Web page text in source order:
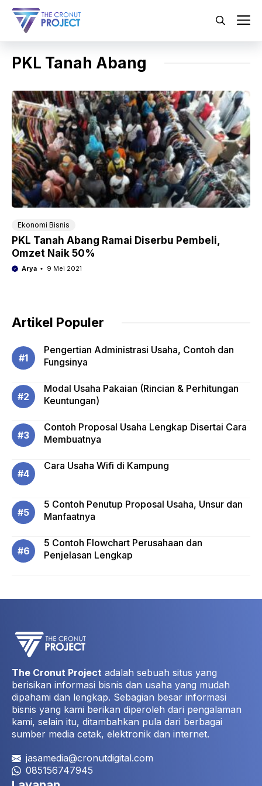
Langsung
PKL Tanah Abang
Ekonomi Bisnis
PKL Tanah Abang Ramai Diserbu Pembeli,
Omzet Naik 50%
Arya 9 Mei 2021
Artikel Populer
Pengertian Administrasi Usaha, Contoh dan
Fungsinya
Modal Usaha Pakaian (Rincian & Perhitungan
Keuntungan)
Contoh Proposal Usaha Lengkap Disertai Cara
Membuatnya
Cara Usaha Wifi di Kampung
5 Contoh Penutup Proposal Usaha, Unsur dan
Manfaatnya
5 Contoh Flowchart Perusahaan dan
Penjelasan Lengkap
The Cronut Project adalah sebuah situs yang
berisikan informasi bisnis dan usaha yang mudah
dipahami dan lengkap. Sebagian besar informasi
bisnis yang kami berikan diperoleh dari pengalaman
kami, selain itu, ditambahkan pula dari berbagai
sumber media cetak, elektronik dan internet.
jasamedia@cronutdigital.com
085156747945